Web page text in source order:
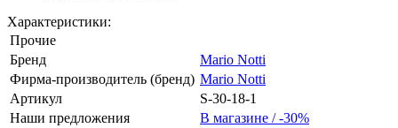
Характеристики:
Прочие
Бренд
Mario Notti
Фирма-производитель (бренд) Mario Notti
Артикул
S-30-18-1
Наши предложения
В магазине / -30%